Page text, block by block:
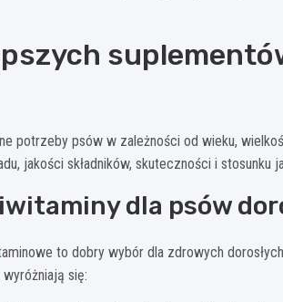
potrzeby psów w zależności od wieku,
jakości składników, skuteczności i stosunku
dla psów
to dobry wybór dla zdrowych
się: